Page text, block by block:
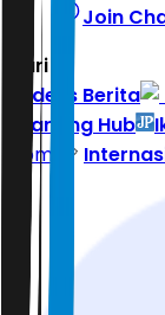
Join
Hari ini
Indeks Berita
Learning Hub
Home